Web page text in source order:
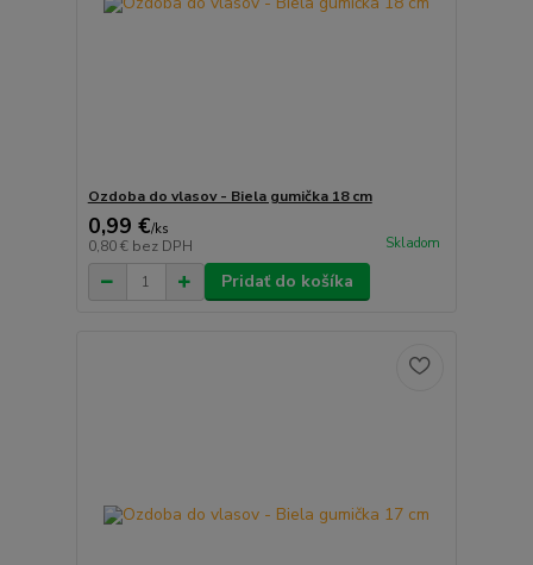
Ozdoba do vlasov - Biela gumička 18 cm
0,99 €/ks
0,80 € bez DPH Skladom
Pridať do košíka